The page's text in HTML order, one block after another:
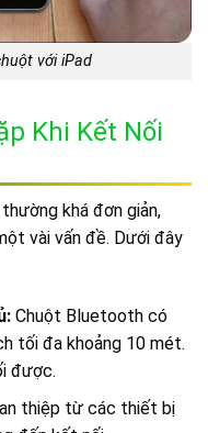
với iPad
Khi Kết Nối
khá đơn giản,
vài vấn đề. Dưới đây
Chuột Bluetooth có
tối đa khoảng 10 mét.
được.
thiệp từ các thiết bị